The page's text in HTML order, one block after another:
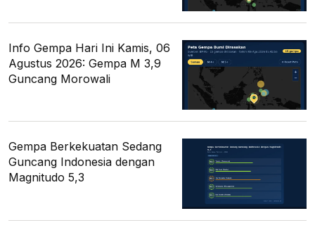
Info Gempa Hari Ini Kamis, 06
Agustus 2026: Gempa M 3,9
Guncang Morowali
Gempa Berkekuatan Sedang
Guncang Indonesia dengan
Magnitudo 5,3